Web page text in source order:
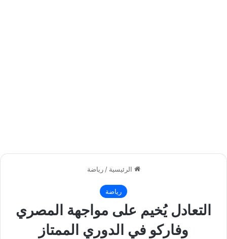
الرئيسية / رياضة
رياضة
التعادل يُخيم على مواجهة المصري
وفاركو في الدوري الممتاز